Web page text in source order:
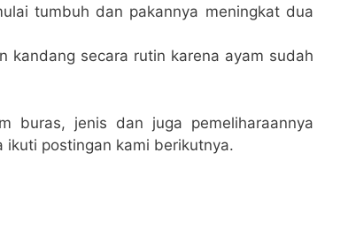
tumbuh dan pakannya meningkat dua
kandang secara rutin karena ayam sudah
buras, jenis dan juga pemeliharaannya
ikuti postingan kami berikutnya.